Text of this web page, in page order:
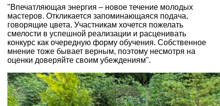
"Впечатляющая энергия – новое течение молодых
мастеров. Откликается запоминающаяся подача,
говорящие цвета. Участникам хочется пожелать
смелости в успешной реализации и расценивать
конкурс как очередную форму обучения. Собственное
мнение тоже бывает верным, поэтому несмотря на
оценки доверяйте своим убеждениям".